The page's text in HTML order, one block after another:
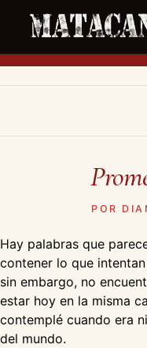
POR
Hay palabras que
contener lo que
sin embargo, no
estar hoy en la misma
contemplé cuando era
del mundo.